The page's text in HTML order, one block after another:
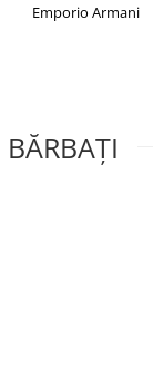
Emporio Armani